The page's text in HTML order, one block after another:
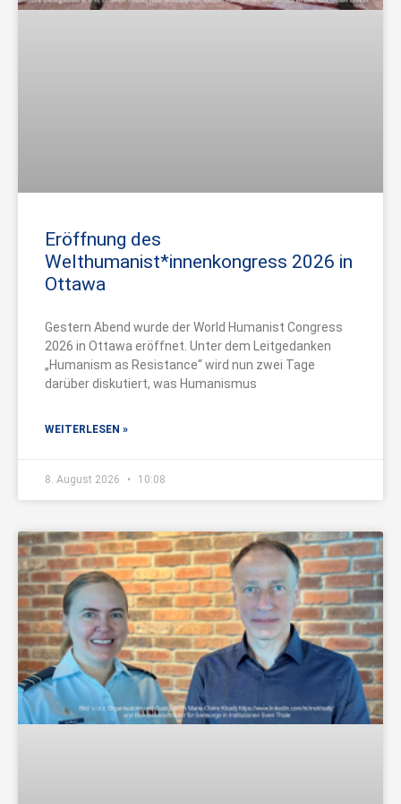
Eröffnung des
Welthumanist*innenkongress 2026 in
Ottawa
Gestern Abend wurde der World Humanist Congress
2026 in Ottawa eröffnet. Unter dem Leitgedanken
„Humanism as Resistance“ wird nun zwei Tage
darüber diskutiert, was Humanismus
WEITERLESEN »
8. August 2026 10:08